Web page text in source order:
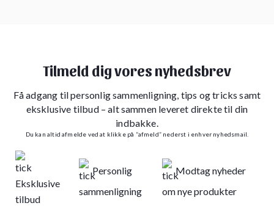
Tilmeld dig vores nyhedsbrev
Få adgang til personlig sammenligning, tips og tricks samt
eksklusive tilbud – alt sammen leveret direkte til din
indbakke.
Du kan altid afmelde ved at klikke på “afmeld” nederst i enhver nyhedsmail.
Eksklusive
tilbud
Personlig
sammenligning
Modtag nyheder
om nye produkter